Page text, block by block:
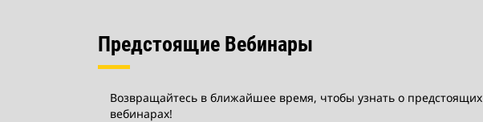
Предстоящие Вебинары
Возвращайтесь в ближайшее время, чтобы узнать о предстоящих
вебинарах!